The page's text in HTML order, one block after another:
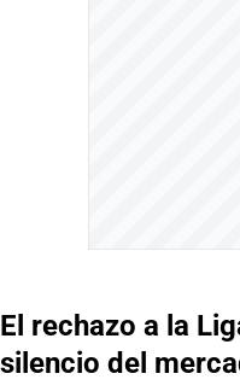
El rechazo a la
silencio del